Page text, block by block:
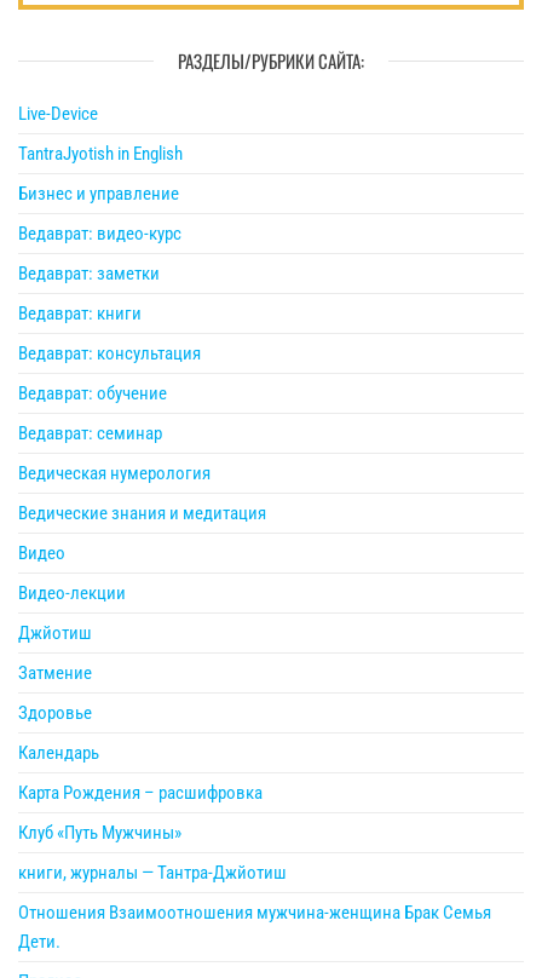
РАЗДЕЛЫ/РУБРИКИ САЙТА:
Live-Device
TantraJyotish in English
Бизнес и управление
Ведаврат: видео-курс
Ведаврат: заметки
Ведаврат: книги
Ведаврат: консультация
Ведаврат: обучение
Ведаврат: семинар
Ведическая нумерология
Ведические знания и медитация
Видео
Видео-лекции
Джйотиш
Затмение
Здоровье
Календарь
Карта Рождения – расшифровка
Клуб «Путь Мужчины»
книги, журналы — Тантра-Джйотиш
Отношения Взаимоотношения мужчина-женщина Брак Семья
Дети.